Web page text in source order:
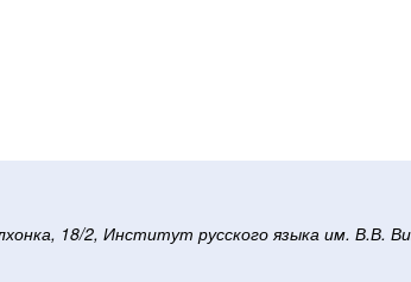
18/2, Институт русского языка им. В.В.